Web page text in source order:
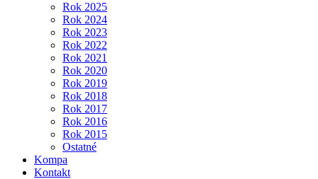
Rok 2025
Rok 2024
Rok 2023
Rok 2022
Rok 2021
Rok 2020
Rok 2019
Rok 2018
Rok 2017
Rok 2016
Rok 2015
Ostatné
Kompa
Kontakt